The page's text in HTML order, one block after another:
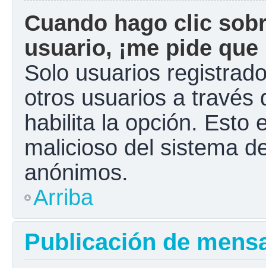
Cuando hago clic
usuario, ¡me pide
Solo usuarios
otros usuarios a través
habilita la opción. Esto
malicioso del sistema
anónimos.
Arriba
Publicación de